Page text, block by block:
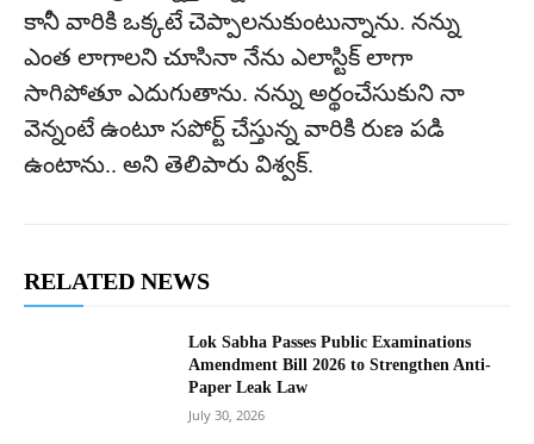
కానీ వారికి ఒక్క‌టే చెప్పాల‌నుకుంటున్నాను. న‌న్ను
ఎంత లాగాల‌ని చూసినా నేను ఎలాస్టిక్ లాగా
సాగిపోతూ ఎదుగుతాను. న‌న్ను అర్థంచేసుకుని నా
వెన్నంటే ఉంటూ స‌పోర్ట్ చేస్తున్న వారికి రుణ ప‌డి
ఉంటాను.. అని తెలిపారు విశ్వక్.
RELATED NEWS
Lok Sabha Passes Public Examinations
Amendment Bill 2026 to Strengthen Anti-
Paper Leak Law
July 30, 2026